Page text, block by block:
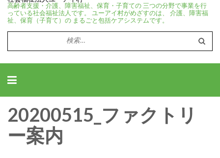
高齢者支援・介護、障害福祉、保育・子育ての 三つの分野で事業を行
っている社会福祉法人です。 ユーアイ村がめざすのは、 介護、障害福
祉、保育（子育て）の まるごと包括ケアシステムです。
検
索:
20200515_ファクトリ
ー案内